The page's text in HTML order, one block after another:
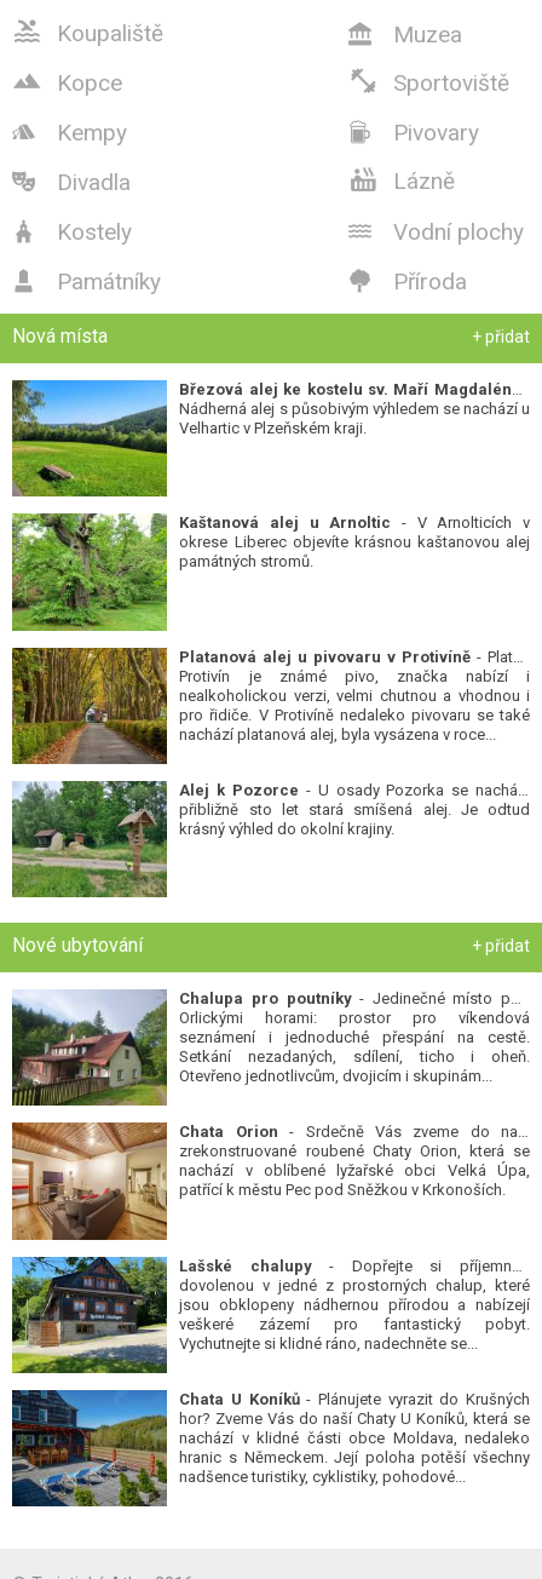
 Koupaliště  Muzea
 Kopce  Sportoviště
 Kempy  Pivovary
 Divadla  Lázně
 Kostely  Vodní plochy
 Památníky  Příroda
Nová místa + přidat
Březová alej ke kostelu sv. Maří Magdalény-
Nádherná alej s působivým výhledem se nachází u
Velhartic v Plzeňském kraji.
Kaštanová alej u Arnoltic - V Arnolticích v
okrese Liberec objevíte krásnou kaštanovou alej
památných stromů.
Platanová alej u pivovaru v Protivíně - Platan
Protivín je známé pivo, značka nabízí i
nealkoholickou verzi, velmi chutnou a vhodnou i
pro řidiče. V Protivíně nedaleko pivovaru se také
nachází platanová alej, byla vysázena v roce...
Alej k Pozorce - U osady Pozorka se nachází
přibližně sto let stará smíšená alej. Je odtud
krásný výhled do okolní krajiny.
Nové ubytování + přidat
Chalupa pro poutníky- Jedinečné místo pod
Orlickými horami: prostor pro víkendová
seznámení i jednoduché přespání na cestě.
Setkání nezadaných, sdílení, ticho i oheň.
Otevřeno jednotlivcům, dvojicím i skupinám...
Chata Orion - Srdečně Vás zveme do naší
zrekonstruované roubené Chaty Orion, která se
nachází v oblíbené lyžařské obci Velká Úpa,
patřící k městu Pec pod Sněžkou v Krkonoších.
Lašské chalupy- Dopřejte si příjemnou
dovolenou v jedné z prostorných chalup, které
jsou obklopeny nádhernou přírodou a nabízejí
veškeré zázemí pro fantastický pobyt.
Vychutnejte si klidné ráno, nadechněte se...
Chata U Koníků- Plánujete vyrazit do Krušných
hor? Zveme Vás do naší Chaty U Koníků, která se
nachází v klidné části obce Moldava, nedaleko
hranic s Německem. Její poloha potěší všechny
nadšence turistiky, cyklistiky, pohodové...